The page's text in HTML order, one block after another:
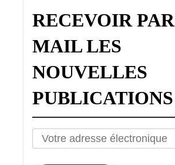
RECEVOIR PAR
MAIL LES
NOUVELLES
PUBLICATIONS
Votre